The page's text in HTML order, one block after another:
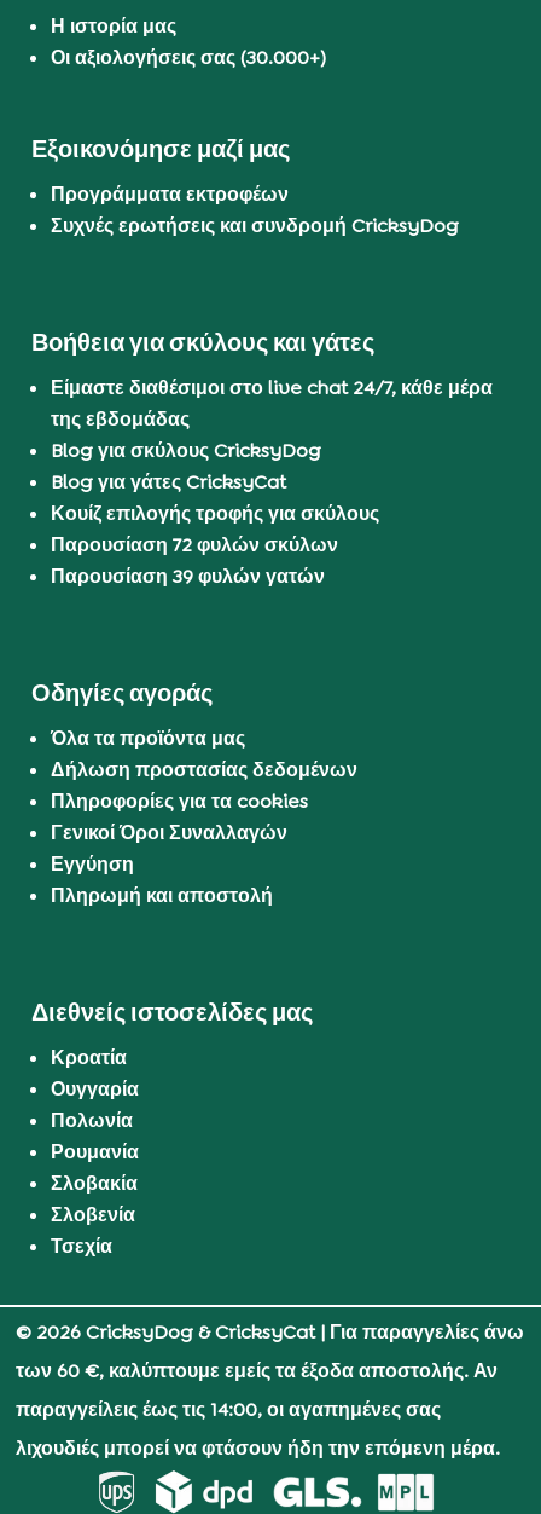
Η ιστορία μας
Οι αξιολογήσεις σας (30.000+)
Εξοικονόμησε μαζί μας
Προγράμματα εκτροφέων
Συχνές ερωτήσεις και συνδρομή CricksyDog
Βοήθεια για σκύλους και γάτες
Είμαστε διαθέσιμοι στο live chat 24/7, κάθε μέρα
της εβδομάδας
Blog για σκύλους CricksyDog
Blog για γάτες CricksyCat
Κουίζ επιλογής τροφής για σκύλους
Παρουσίαση 72 φυλών σκύλων
Παρουσίαση 39 φυλών γατών
Οδηγίες αγοράς
Όλα τα προϊόντα μας
Δήλωση προστασίας δεδομένων
Πληροφορίες για τα cookies
Γενικοί Όροι Συναλλαγών
Εγγύηση
Πληρωμή και αποστολή
Διεθνείς ιστοσελίδες μας
Κροατία
Ουγγαρία
Πολωνία
Ρουμανία
Σλοβακία
Σλοβενία
Τσεχία
© 2026 CricksyDog & CricksyCat| Για παραγγελίες άνω
των 60 €, καλύπτουμε εμείς τα έξοδα αποστολής. Αν
παραγγείλεις έως τις 14:00, οι αγαπημένες σας
λιχουδιές μπορεί να φτάσουν ήδη την επόμενη μέρα.